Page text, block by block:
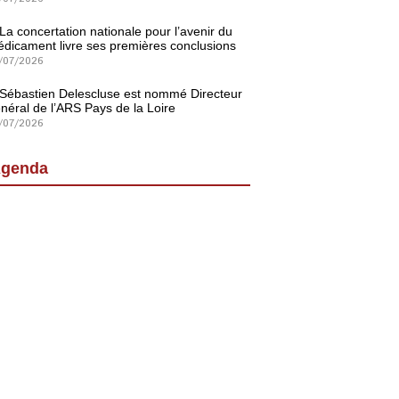
La concertation nationale pour l’avenir du
livre ses premières conclusions
2026
Sébastien Delescluse est nommé Directeur
de l’ARS Pays de la Loire
2026